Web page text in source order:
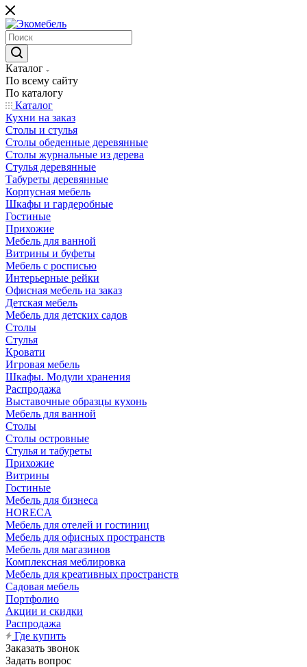
Каталог
По всему сайту
По каталогу
Каталог
Кухни на заказ
Столы и стулья
Столы обеденные деревянные
Столы журнальные из дерева
Стулья деревянные
Табуреты деревянные
Корпусная мебель
Шкафы и гардеробные
Гостиные
Прихожие
Мебель для ванной
Витрины и буфеты
Мебель с росписью
Интерьерные рейки
Офисная мебель на заказ
Детская мебель
Мебель для детских садов
Столы
Стулья
Кровати
Игровая мебель
Шкафы. Модули хранения
Распродажа
Выставочные образцы кухонь
Мебель для ванной
Столы
Столы островные
Стулья и табуреты
Прихожие
Витрины
Гостиные
Мебель для бизнеса
HORECA
Мебель для отелей и гостиниц
Мебель для офисных пространств
Мебель для магазинов
Комплексная меблировка
Мебель для креативных пространств
Садовая мебель
Портфолио
Акции и скидки
Распродажа
Где купить
Заказать звонок
Задать вопрос